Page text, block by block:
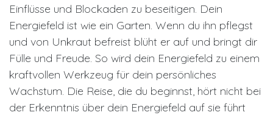
Einflüsse und Blockaden zu beseitigen. Dein
Energiefeld ist wie ein Garten. Wenn du ihn pflegst
und von Unkraut befreist blüht er auf und bringt dir
Fülle und Freude. So wird dein Energiefeld zu einem
kraftvollen Werkzeug für dein persönliches
Wachstum. Die Reise, die du beginnst, hört nicht bei
der Erkenntnis über dein Energiefeld auf sie führt